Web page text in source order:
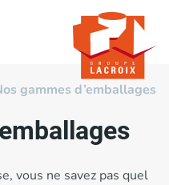
gammes d’emballages
vous ne savez pas quel